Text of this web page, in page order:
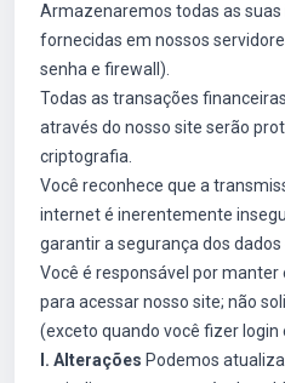
Armazenaremos todas as
fornecidas em nossos
senha e firewall).
Todas as transações
através do nosso site serão
criptografia.
Você reconhece que a
internet é inerentemente
garantir a segurança dos
Você é responsável por manter
para acessar nosso site; não
(exceto quando você fizer login
I. Alterações Podemos